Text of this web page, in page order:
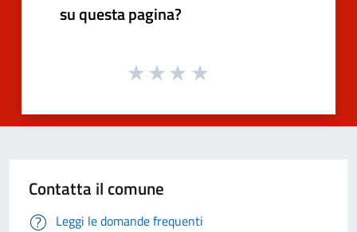
su questa pagina?
Contatta il comune
Leggi le domande frequenti